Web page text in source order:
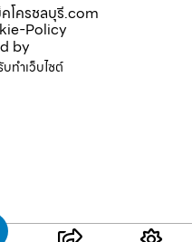
ครชลบุรี.com
Policy
by
บทำเว็บไซต์